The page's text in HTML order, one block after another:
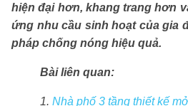
hiện đại hơn, khang trang hơn
ứng nhu cầu sinh hoạt của gia
pháp chống nóng hiệu quả.
Bài liên quan:
1. Nhà phố 3 tầng thiết kế